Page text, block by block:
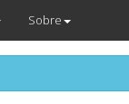
Sobre